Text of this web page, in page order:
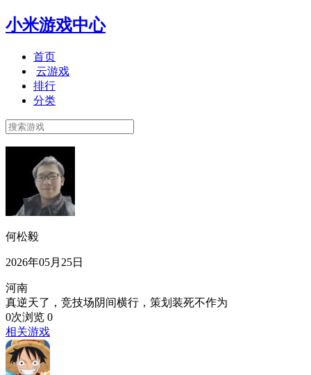
小米游戏中心
首页
云游戏
排行
分类
何松毅
2026年05月25日
河南
真逆天了，竞技场阴间横行，策划装死不作为
0次浏览 0
相关游戏